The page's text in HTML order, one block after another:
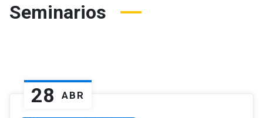
Seminarios
28 ABR